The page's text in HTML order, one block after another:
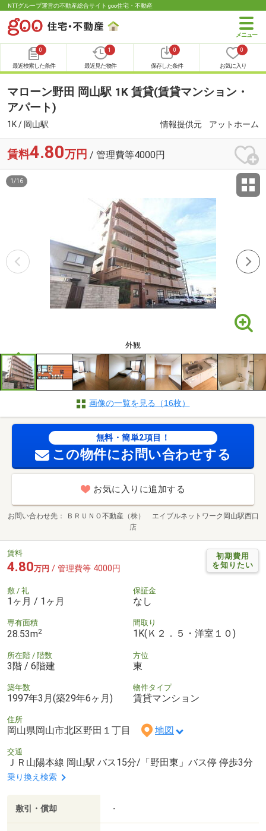
NTTグループ運営の不動産総合サイト goo住宅・不動産
0
最近検索した条件
1
最近見た物件
0
保存した条件
0
お気に入り
マローン野田 岡山駅 1K 賃貸(賃貸マンション・
アパート)
1K / 岡山駅 情報提供元 アットホーム
賃料4.80万円 / 管理費等4000円
外観
1 /16
画像の一覧を見る（16枚）
無料・簡単2項目！
この物件にお問い合わせする
お気に入りに追加する
お問い合わせ先
ＢＲＵＮＯ不動産（株） エイブルネットワーク岡山駅西口
店
初期費用
を知りたい
賃料
4.80万円 / 管理費等 4000円
敷 / 礼
1ヶ月 / 1ヶ月
保証金
なし
専有面積
28.53m2
間取り
1K(Ｋ２．５・洋室１０)
所在階 / 階数
3階 / 6階建
方位
東
築年数
1997年3月(築29年6ヶ月)
物件タイプ
賃貸マンション
住所
岡山県岡山市北区野田１丁目 地図
交通
ＪＲ山陽本線 岡山駅 バス15分/「野田東」バス停 停歩3分
乗り換え検索
敷引・償却 -